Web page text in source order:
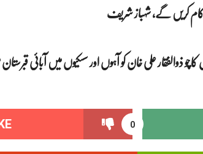
کام کریں گے، شہباز شریف
ذوالفقار علی خان کو آہوں اور سسکیوں میں آبائی قبرستان
0